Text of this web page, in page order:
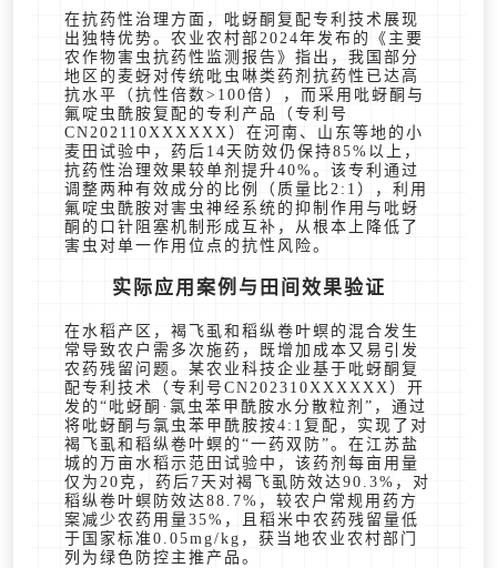
在抗药性治理方面，吡蚜酮复配专利技术展现
出独特优势。农业农村部2024年发布的《主要
农作物害虫抗药性监测报告》指出，我国部分
地区的麦蚜对传统吡虫啉类药剂抗药性已达高
抗水平（抗性倍数>100倍），而采用吡蚜酮与
氟啶虫酰胺复配的专利产品（专利号
CN202110XXXXXX）在河南、山东等地的小
麦田试验中，药后14天防效仍保持85%以上，
抗药性治理效果较单剂提升40%。该专利通过
调整两种有效成分的比例（质量比2:1），利用
氟啶虫酰胺对害虫神经系统的抑制作用与吡蚜
酮的口针阻塞机制形成互补，从根本上降低了
害虫对单一作用位点的抗性风险。
实际应用案例与田间效果验证
在水稻产区，褐飞虱和稻纵卷叶螟的混合发生
常导致农户需多次施药，既增加成本又易引发
农药残留问题。某农业科技企业基于吡蚜酮复
配专利技术（专利号CN202310XXXXXX）开
发的“吡蚜酮·氯虫苯甲酰胺水分散粒剂”，通过
将吡蚜酮与氯虫苯甲酰胺按4:1复配，实现了对
褐飞虱和稻纵卷叶螟的“一药双防”。在江苏盐
城的万亩水稻示范田试验中，该药剂每亩用量
仅为20克，药后7天对褐飞虱防效达90.3%，对
稻纵卷叶螟防效达88.7%，较农户常规用药方
案减少农药用量35%，且稻米中农药残留量低
于国家标准0.05mg/kg，获当地农业农村部门
列为绿色防控主推产品。